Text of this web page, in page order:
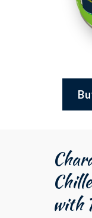
with